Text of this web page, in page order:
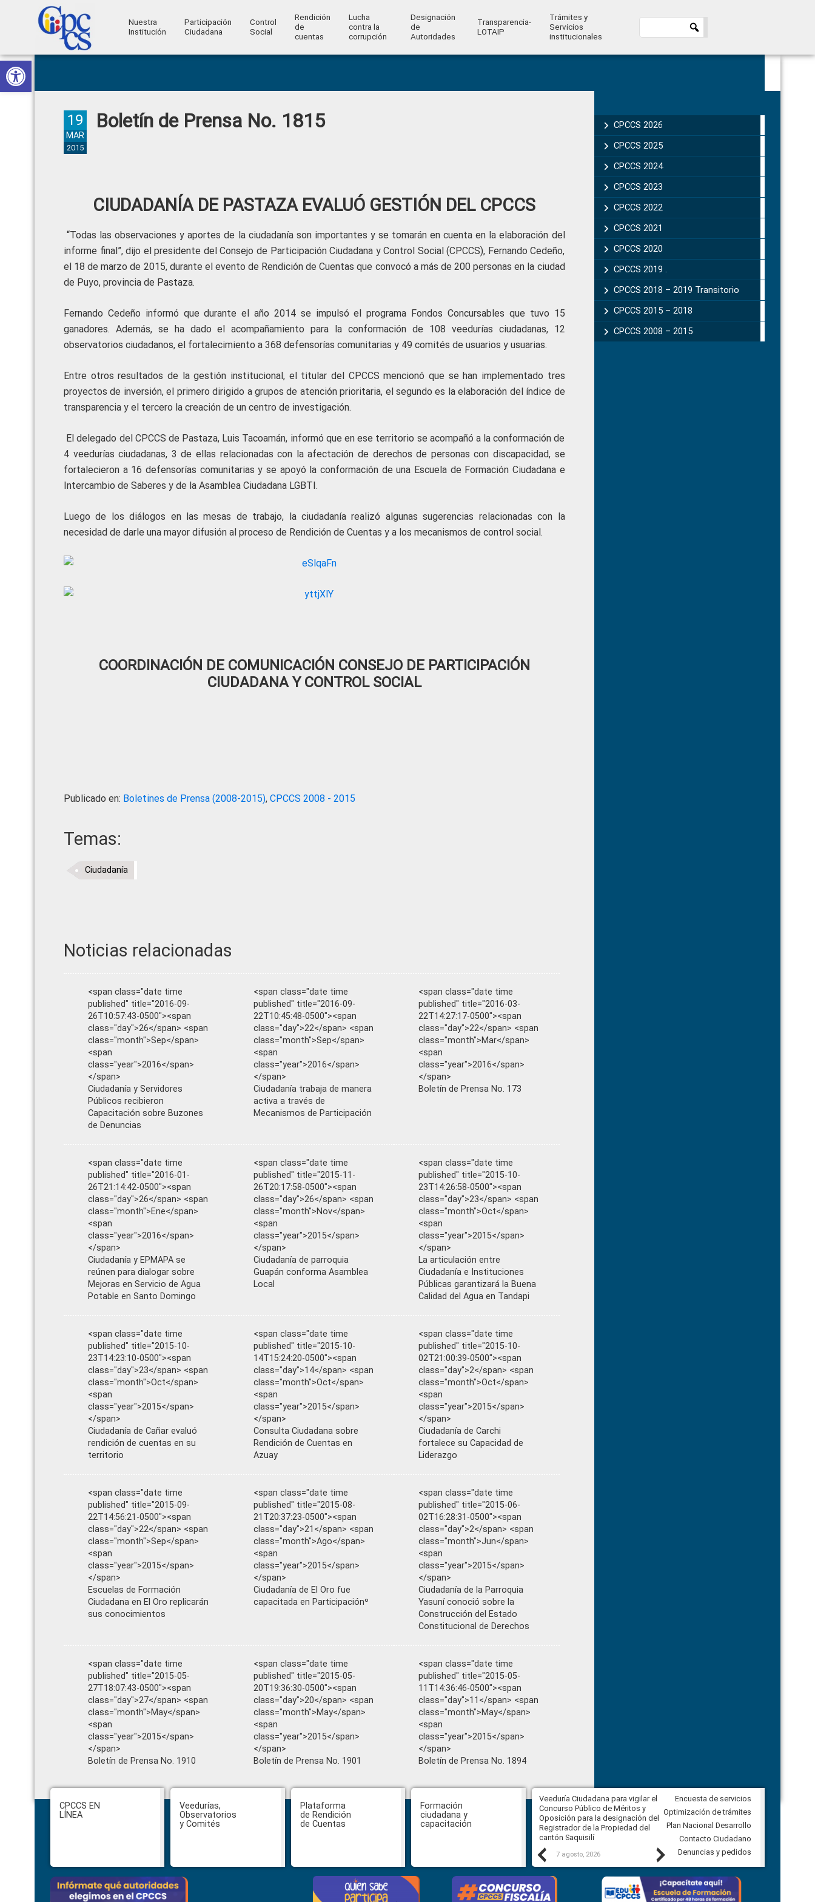
Abrir barra de herramientas
Skip
to
primary
Skip
to
main
Skip
to
primary
Skip
to
footer
Ciudadana
Control
Ciudadano
Nuestra
Institución
Participación
Ciudadana
Control
Social
Rendición
de
cuentas
Lucha
contra la
corrupción
Designación
de
Autoridades
Transparencia-
LOTAIP
Trámites y
Servicios
institucionales
Boletín de Prensa No. 1815
19
MAR
2015
CIUDADANÍA DE PASTAZA EVALUÓ GESTIÓN DEL CPCCS
“Todas las observaciones y aportes de la ciudadanía son importantes y se tomarán en cuenta en la elaboración del
informe final”, dijo el presidente del Consejo de Participación Ciudadana y Control Social (CPCCS), Fernando Cedeño,
el 18 de marzo de 2015, durante el evento de Rendición de Cuentas que convocó a más de 200 personas en la ciudad
de Puyo, provincia de Pastaza.
Fernando Cedeño informó que durante el año 2014 se impulsó el programa Fondos Concursables que tuvo 15
ganadores. Además, se ha dado el acompañamiento para la conformación de 108 veedurías ciudadanas, 12
observatorios ciudadanos, el fortalecimiento a 368 defensorías comunitarias y 49 comités de usuarios y usuarias.
Entre otros resultados de la gestión institucional, el titular del CPCCS mencionó que se han implementado tres
proyectos de inversión, el primero dirigido a grupos de atención prioritaria, el segundo es la elaboración del índice de
transparencia y el tercero la creación de un centro de investigación.
El delegado del CPCCS de Pastaza, Luis Tacoamán, informó que en ese territorio se acompañó a la conformación de
4 veedurías ciudadanas, 3 de ellas relacionadas con la afectación de derechos de personas con discapacidad, se
fortalecieron a 16 defensorías comunitarias y se apoyó la conformación de una Escuela de Formación Ciudadana e
Intercambio de Saberes y de la Asamblea Ciudadana LGBTI.
Luego de los diálogos en las mesas de trabajo, la ciudadanía realizó algunas sugerencias relacionadas con la
necesidad de darle una mayor difusión al proceso de Rendición de Cuentas y a los mecanismos de control social.
COORDINACIÓN DE COMUNICACIÓN CONSEJO DE PARTICIPACIÓN
CIUDADANA Y CONTROL SOCIAL
Publicado en: Boletines de Prensa (2008-2015), CPCCS 2008 - 2015
Temas:
Ciudadanía
Noticias relacionadas
<span class="date time
published" title="2016-09-
26T10:57:43-0500"><span
class="day">26</span> <span
class="month">Sep</span>
<span
class="year">2016</span>
</span>
Ciudadanía y Servidores
Públicos recibieron
Capacitación sobre Buzones
de Denuncias
<span class="date time
published" title="2016-09-
22T10:45:48-0500"><span
class="day">22</span> <span
class="month">Sep</span>
<span
class="year">2016</span>
</span>
Ciudadanía trabaja de manera
activa a través de
Mecanismos de Participación
<span class="date time
published" title="2016-03-
22T14:27:17-0500"><span
class="day">22</span> <span
class="month">Mar</span>
<span
class="year">2016</span>
</span>
Boletín de Prensa No. 173
<span class="date time
published" title="2016-01-
26T21:14:42-0500"><span
class="day">26</span> <span
class="month">Ene</span>
<span
class="year">2016</span>
</span>
Ciudadanía y EPMAPA se
reúnen para dialogar sobre
Mejoras en Servicio de Agua
Potable en Santo Domingo
<span class="date time
published" title="2015-11-
26T20:17:58-0500"><span
class="day">26</span> <span
class="month">Nov</span>
<span
class="year">2015</span>
</span>
Ciudadanía de parroquia
Guapán conforma Asamblea
Local
<span class="date time
published" title="2015-10-
23T14:26:58-0500"><span
class="day">23</span> <span
class="month">Oct</span>
<span
class="year">2015</span>
</span>
La articulación entre
Ciudadanía e Instituciones
Públicas garantizará la Buena
Calidad del Agua en Tandapi
<span class="date time
published" title="2015-10-
23T14:23:10-0500"><span
class="day">23</span> <span
class="month">Oct</span>
<span
class="year">2015</span>
</span>
Ciudadanía de Cañar evaluó
rendición de cuentas en su
territorio
<span class="date time
published" title="2015-10-
14T15:24:20-0500"><span
class="day">14</span> <span
class="month">Oct</span>
<span
class="year">2015</span>
</span>
Consulta Ciudadana sobre
Rendición de Cuentas en
Azuay
<span class="date time
published" title="2015-10-
02T21:00:39-0500"><span
class="day">2</span> <span
class="month">Oct</span>
<span
class="year">2015</span>
</span>
Ciudadanía de Carchi
fortalece su Capacidad de
Liderazgo
<span class="date time
published" title="2015-09-
22T14:56:21-0500"><span
class="day">22</span> <span
class="month">Sep</span>
<span
class="year">2015</span>
</span>
Escuelas de Formación
Ciudadana en El Oro replicarán
sus conocimientos
<span class="date time
published" title="2015-08-
21T20:37:23-0500"><span
class="day">21</span> <span
class="month">Ago</span>
<span
class="year">2015</span>
</span>
Ciudadanía de El Oro fue
capacitada en Participaciónº
<span class="date time
published" title="2015-06-
02T16:28:31-0500"><span
class="day">2</span> <span
class="month">Jun</span>
<span
class="year">2015</span>
</span>
Ciudadanía de la Parroquia
Yasuní conoció sobre la
Construcción del Estado
Constitucional de Derechos
<span class="date time
published" title="2015-05-
27T18:07:43-0500"><span
class="day">27</span> <span
class="month">May</span>
<span
class="year">2015</span>
</span>
Boletín de Prensa No. 1910
<span class="date time
published" title="2015-05-
20T19:36:30-0500"><span
class="day">20</span> <span
class="month">May</span>
<span
class="year">2015</span>
</span>
Boletín de Prensa No. 1901
<span class="date time
published" title="2015-05-
11T14:36:46-0500"><span
class="day">11</span> <span
class="month">May</span>
<span
class="year">2015</span>
</span>
Boletín de Prensa No. 1894
Sidebar
CPCCS 2026
CPCCS 2025
CPCCS 2024
CPCCS 2023
CPCCS 2022
CPCCS 2021
CPCCS 2020
CPCCS 2019 .
CPCCS 2018 – 2019 Transitorio
CPCCS 2015 – 2018
CPCCS 2008 – 2015
Footer
CPCCS EN
LÍNEA
Veedurías,
Observatorios
y Comités
Plataforma
de Rendición
de Cuentas
Formación
ciudadana y
capacitación
Previous
CPCCS aprueba convocatoria a
Veeduría para designación de la
autoridad de la SOT
Veeduría Ciudadana para vigilar el
Concurso Público de Méritos y
Oposición para la designación del
Registrador de la Propiedad del
cantón Saquisilí
7 agosto, 2026
Veeduría Ciudadana para vigilar la
construcción del asfaltado de
Ballenita del cantón Santa Elena
7 agosto, 2026
Next
Encuesta de servicios
Optimización de trámites
Plan Nacional Desarrollo
Contacto Ciudadano
Denuncias y pedidos